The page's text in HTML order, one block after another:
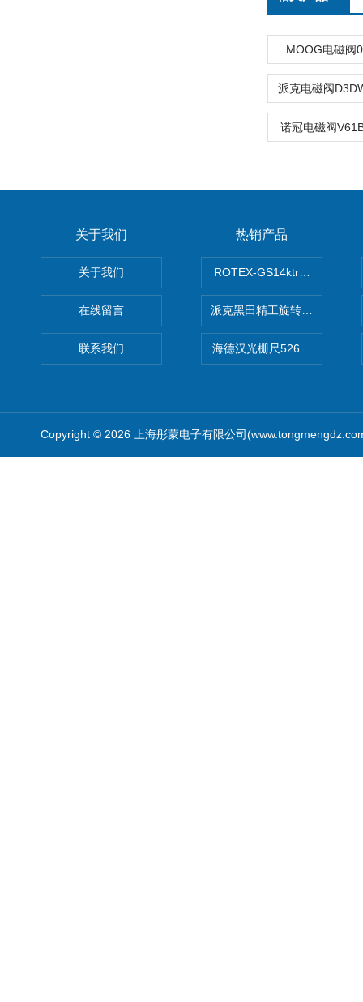
MOOG电磁阀
诺冠电磁阀
关于我们
关于我们
在线留言
联系我们
热销产品
ROTEX-GS14ktr梅花连轴器
派克黑田精工旋转气缸
海德汉光栅尺526974-09
Copyright © 2026 上海彤蒙电子有限公司